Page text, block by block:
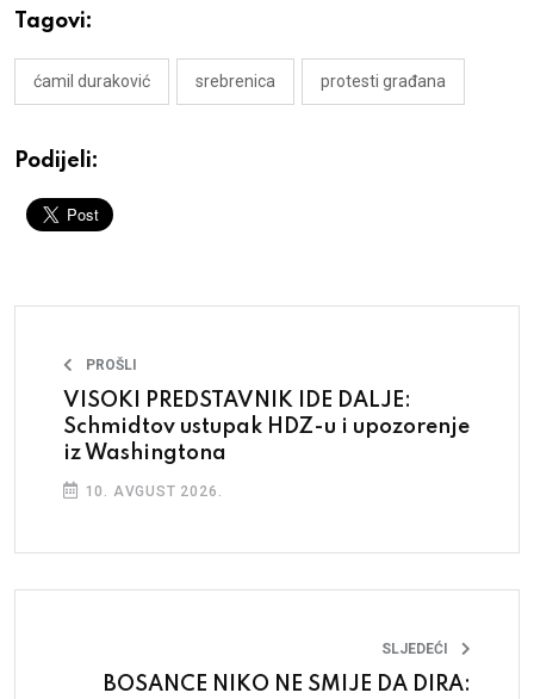
Tagovi:
ćamil duraković srebrenica protesti građana
Podijeli:
PROŠLI
VISOKI PREDSTAVNIK IDE DALJE:
Schmidtov ustupak HDZ-u i upozorenje
iz Washingtona
10. AVGUST 2026.
SLJEDEĆI
BOSANCE NIKO NE SMIJE DA DIRA: